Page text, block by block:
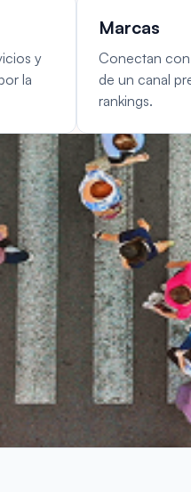
y
la
Marcas
Conectan con
de un canal
rankings.